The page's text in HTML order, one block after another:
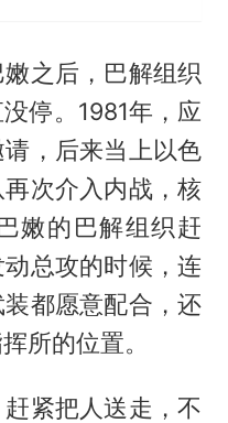
之后，巴解组织
停。1981年，应
，后来当上以色
次介入内战，核
嫩的巴解组织赶
总攻的时候，连
都愿意配合，还
所的位置。
紧把人送走，不